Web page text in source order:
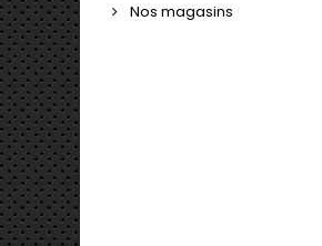
Nos magasins